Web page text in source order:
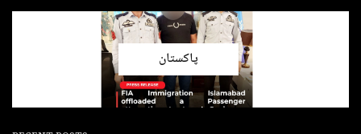
پاکستان